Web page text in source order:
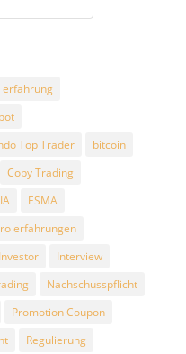
erfahrung
Top Trader
bitcoin
Copy Trading
ESMA
erfahrungen
Interview
Nachschusspflicht
Promotion Coupon
Regulierung